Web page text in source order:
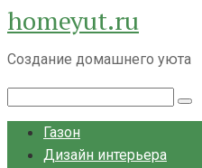
Перейти
к
контенту
homeyut.ru
Создание домашнего уюта
Газон
Дизайн интерьера